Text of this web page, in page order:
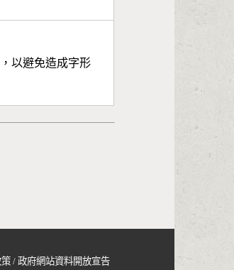
以避免造成字形
/政府網站資料開放宣告